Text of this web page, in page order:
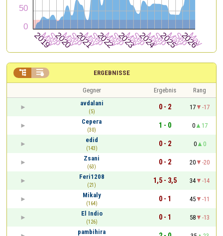
ERGEBNISSE
 
Gegner Ergebnis
Rang
avdalani
(5)
0 - 2 17
-17
Серега
(30)
1 - 0 0
17
edid
(143)
0 - 2 0
0
Zsani
(63)
0 - 2 20
-20
Feri1208
(21)
1,5 - 3,5 34
-14
Mikaly
(164)
0 - 1 45
-11
El Indio
(126)
0 - 1 58
-13
pambihira